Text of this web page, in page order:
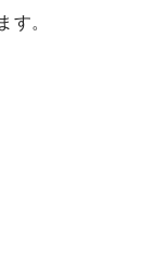
す。